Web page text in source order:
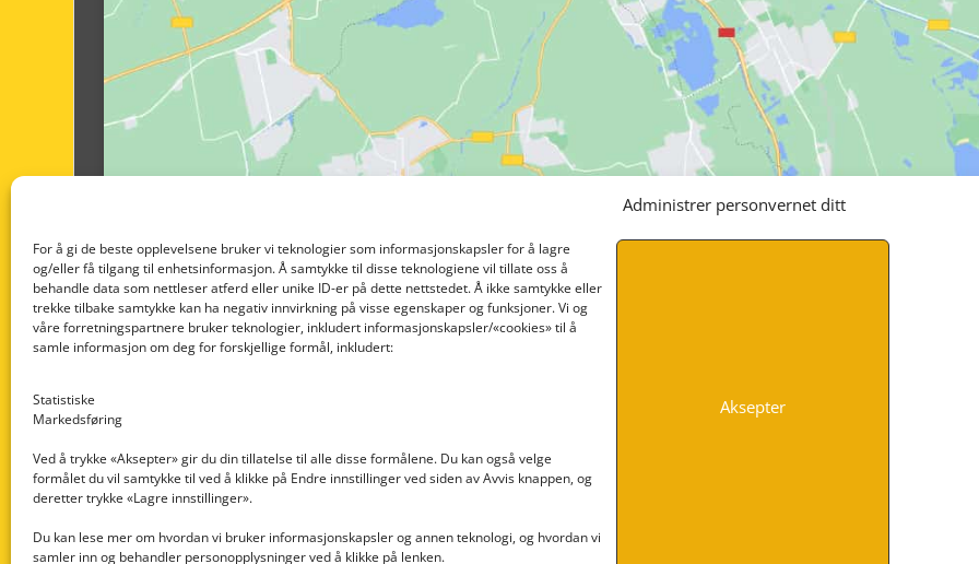
Administrer personvernet ditt
For å gi de beste opplevelsene bruker vi teknologier som informasjonskapsler for å lagre
og/eller få tilgang til enhetsinformasjon. Å samtykke til disse teknologiene vil tillate oss å
behandle data som nettleser atferd eller unike ID-er på dette nettstedet. Å ikke samtykke eller
trekke tilbake samtykke kan ha negativ innvirkning på visse egenskaper og funksjoner. Vi og
våre forretningspartnere bruker teknologier, inkludert informasjonskapsler/«cookies» til å
samle informasjon om deg for forskjellige formål, inkludert:
Statistiske
Markedsføring
Ved å trykke «Aksepter» gir du din tillatelse til alle disse formålene. Du kan også velge
formålet du vil samtykke til ved å klikke på Endre innstillinger ved siden av Avvis knappen, og
deretter trykke «Lagre innstillinger».
Du kan lese mer om hvordan vi bruker informasjonskapsler og annen teknologi, og hvordan vi
samler inn og behandler personopplysninger ved å klikke på lenken.
Aksepter
Nedre Nøttveit 60, 5238 Rådal
INFORMASJON